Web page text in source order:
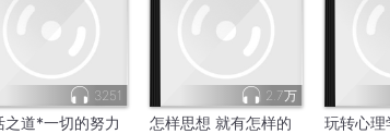
3251
之道*一切的努力
2.7万
怎样思想 就有怎样的
玩转心理